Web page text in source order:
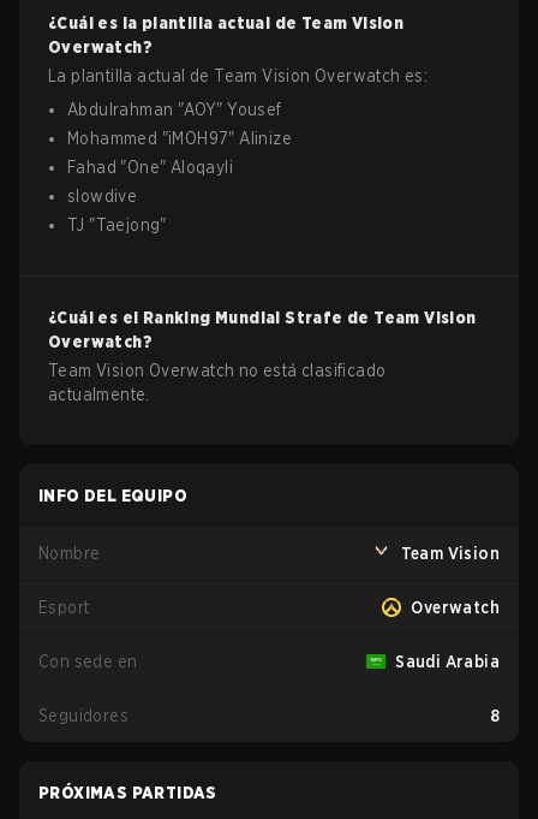
¿Cuál es la plantilla actual de Team Vision
Overwatch?
La plantilla actual de Team Vision Overwatch es:
Abdulrahman "AOY"Yousef
Mohammed "iMOH97" Alinize
Fahad "One" Aloqayli
slowdive
TJ "Taejong"
¿Cuál es el Ranking Mundial Strafe de Team Vision
Overwatch?
Team Vision Overwatch no está clasificado
actualmente.
INFO DEL EQUIPO
Nombre Team Vision
Esport Overwatch
Con sede en Saudi Arabia
Seguidores 8
PRÓXIMAS PARTIDAS